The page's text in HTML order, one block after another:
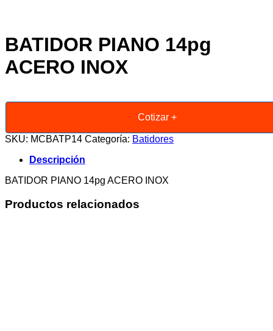
BATIDOR PIANO 14pg
ACERO INOX
Cotizar +
SKU: MCBATP14 Categoría: Batidores
Descripción
BATIDOR PIANO 14pg ACERO INOX
Productos relacionados